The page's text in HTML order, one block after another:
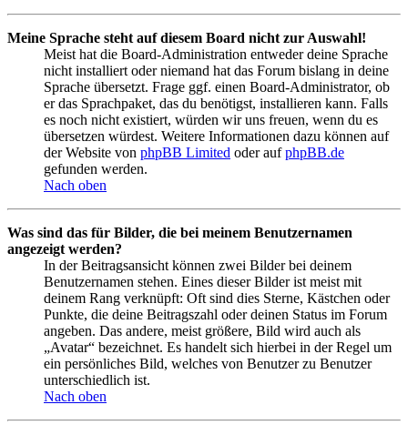
Meine Sprache steht auf diesem Board nicht zur Auswahl!
Meist hat die Board-Administration entweder deine Sprache
nicht installiert oder niemand hat das Forum bislang in deine
Sprache übersetzt. Frage ggf. einen Board-Administrator, ob
er das Sprachpaket, das du benötigst, installieren kann. Falls
es noch nicht existiert, würden wir uns freuen, wenn du es
übersetzen würdest. Weitere Informationen dazu können auf
der Website von phpBB Limited oder aufphpBB.de
gefunden werden.
Nach oben
Was sind das für Bilder, die bei meinem Benutzernamen
angezeigt werden?
In der Beitragsansicht können zwei Bilder bei deinem
Benutzernamen stehen. Eines dieser Bilder ist meist mit
deinem Rang verknüpft: Oft sind dies Sterne, Kästchen oder
Punkte, die deine Beitragszahl oder deinen Status im Forum
angeben. Das andere, meist größere, Bild wird auch als
„Avatar“ bezeichnet. Es handelt sich hierbei in der Regel um
ein persönliches Bild, welches von Benutzer zu Benutzer
unterschiedlich ist.
Nach oben